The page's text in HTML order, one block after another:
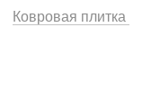
Ковровая плитка